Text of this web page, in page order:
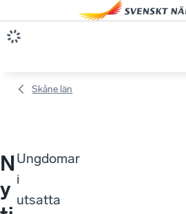
Skåne län
N
y
Ungdomar
i
utsatta